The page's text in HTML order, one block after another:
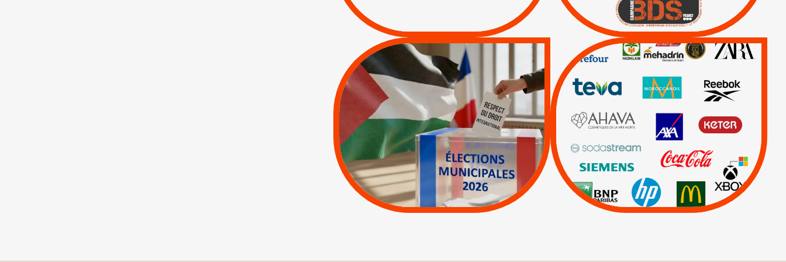
Lettres d'interpellation
MUNICIPALES 2026 :
JE VOTE POUR LE
RESPECT DU DROIT
INTERNATIONAL EN
PALESTINE
APPELS | Actus |
Espaces Sans
Apartheid
| Lettres d'interpellation
QUE BOYCOTTER ?
BOYCOTT DÉSINVESTISSEMENT
Actus | Ahava
Carrefour HP
Keter |
Livres et brochures
Mehadrin | PUMA |
Sodastream
Visuels, tracts,
affiches,...